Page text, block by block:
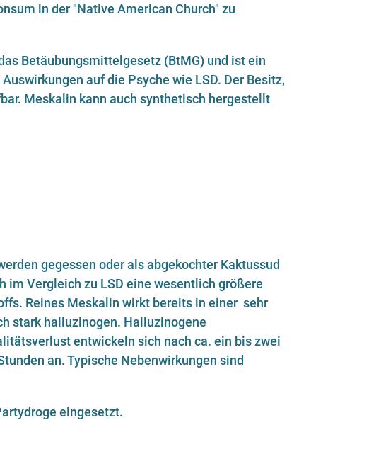
in der "Native American Church" zu
Betäubungsmittelgesetz (BtMG) und ist ein
auf die Psyche wie LSD. Der Besitz,
Meskalin kann auch synthetisch hergestellt
gegessen oder als abgekochter Kaktussud
im Vergleich zu LSD eine wesentlich größere
Reines Meskalin wirkt bereits in einer sehr
stark halluzinogen. Halluzinogene
entwickeln sich nach ca. ein bis zwei
an. Typische Nebenwirkungen sind
eingesetzt.